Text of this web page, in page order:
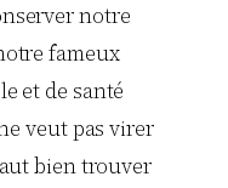
notre
fameux
et de santé
veut pas virer
bien trouver